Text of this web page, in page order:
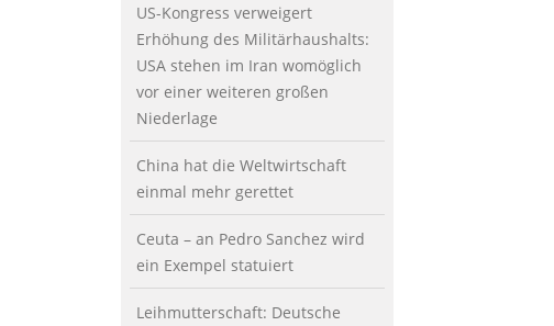
US-Kongress verweigert
Erhöhung des Militärhaushalts:
USA stehen im Iran womöglich
vor einer weiteren großen
Niederlage
China hat die Weltwirtschaft
einmal mehr gerettet
Ceuta – an Pedro Sanchez wird
ein Exempel statuiert
Leihmutterschaft: Deutsche